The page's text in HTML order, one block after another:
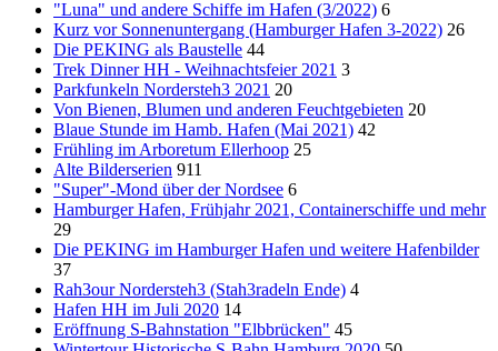
"Luna" und andere Schiffe im Hafen (3/2022) 6
Kurz vor Sonnenuntergang (Hamburger Hafen 3-2022) 26
Die PEKING als Baustelle 44
Trek Dinner HH - Weihnachtsfeier 2021 3
Parkfunkeln Nordersteh3 2021 20
Von Bienen, Blumen und anderen Feuchtgebieten 20
Blaue Stunde im Hamb. Hafen (Mai 2021) 42
Frühling im Arboretum Ellerhoop 25
Alte Bilderserien 911
"Super"-Mond über der Nordsee 6
Hamburger Hafen, Frühjahr 2021, Containerschiffe und mehr
29
Die PEKING im Hamburger Hafen und weitere Hafenbilder
37
Rah3our Nordersteh3 (Stah3radeln Ende) 4
Hafen HH im Juli 2020 14
Eröffnung S-Bahnstation "Elbbrücken" 45